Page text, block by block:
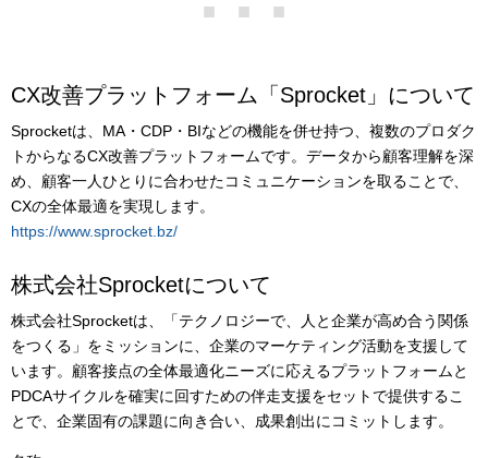
CX改善プラットフォーム「Sprocket」について
Sprocketは、MA・CDP・BIなどの機能を併せ持つ、複数のプロダク
トからなるCX改善プラットフォームです。データから顧客理解を深
め、顧客一人ひとりに合わせたコミュニケーションを取ることで、
CXの全体最適を実現します。
https://www.sprocket.bz/
株式会社Sprocketについて
株式会社Sprocketは、「テクノロジーで、人と企業が高め合う関係
をつくる」をミッションに、企業のマーケティング活動を支援して
います。顧客接点の全体最適化ニーズに応えるプラットフォームと
PDCAサイクルを確実に回すための伴走支援をセットで提供するこ
とで、企業固有の課題に向き合い、成果創出にコミットします。